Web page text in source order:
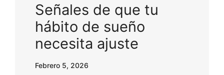
Señales de que tu
hábito de sueño
necesita ajuste
Febrero 5, 2026